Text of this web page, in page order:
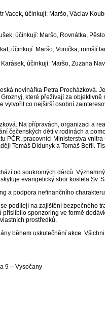
Vacek, účinkují: Maršo, Václav
účinkují: Maršo, Rovnátka,
účinkují: Maršo, Vonička, romští
účinkují: Maršo, Zuzana
novinářka Petra
které přežívají za
co nejširší osobní
Na přípravách, organizaci a
čečenských dětí v rodinách a
PČR, pracovníci Ministerstva
Tomáš Didunyk a Tomáš Bořil.
od soukromých dárců.
evangelický sbor kostela Sv.
a podpora nefinančního
podílejí na zajištění bezpečného
sponzoring ve formě
prostředků.
během uskutečnění akce.
9 – Vysočany